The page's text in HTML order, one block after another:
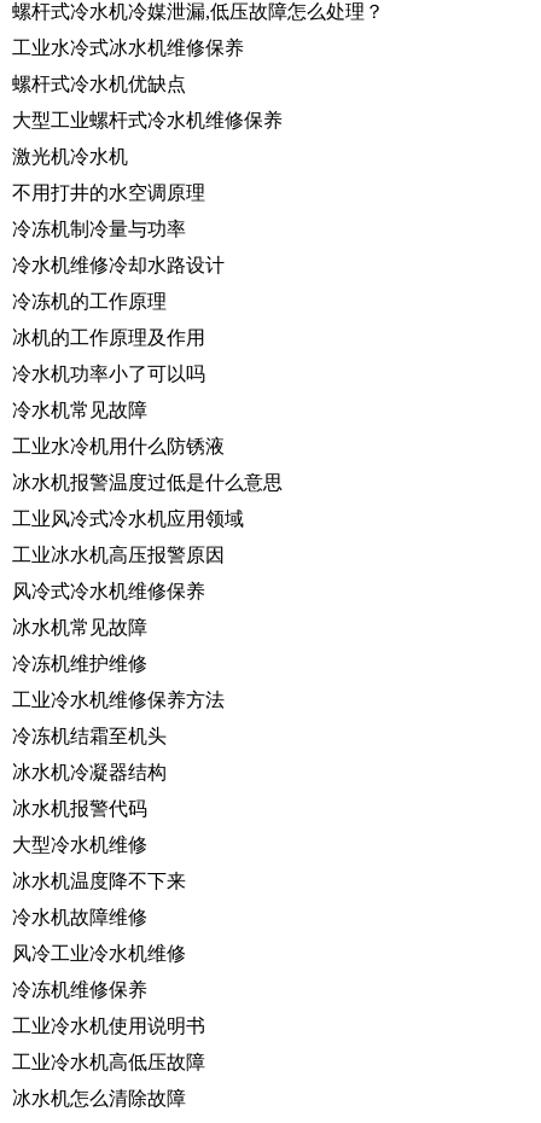
螺杆式冷水机冷媒泄漏,低压故障怎么处理？
工业水冷式冰水机维修保养
螺杆式冷水机优缺点
大型工业螺杆式冷水机维修保养
激光机冷水机
不用打井的水空调原理
冷冻机制冷量与功率
冷水机维修冷却水路设计
冷冻机的工作原理
冰机的工作原理及作用
冷水机功率小了可以吗
冷水机常见故障
工业水冷机用什么防锈液
冰水机报警温度过低是什么意思
工业风冷式冷水机应用领域
工业冰水机高压报警原因
风冷式冷水机维修保养
冰水机常见故障
冷冻机维护维修
工业冷水机维修保养方法
冷冻机结霜至机头
冰水机冷凝器结构
冰水机报警代码
大型冷水机维修
冰水机温度降不下来
冷水机故障维修
风冷工业冷水机维修
冷冻机维修保养
工业冷水机使用说明书
工业冷水机高低压故障
冰水机怎么清除故障